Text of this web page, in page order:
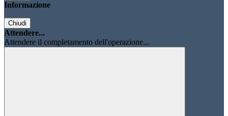
Informazione
Chiudi
Attendere...
Attendere il completamento dell'operazione...